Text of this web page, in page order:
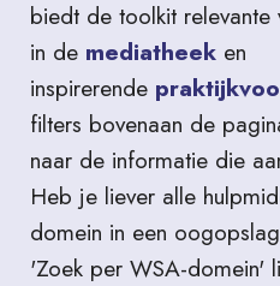
biedt de toolkit
in de mediatheek en
inspirerende
filters bovenaan de
naar de informatie die
Heb je liever alle
domein in een
'Zoek per WSA-domein'